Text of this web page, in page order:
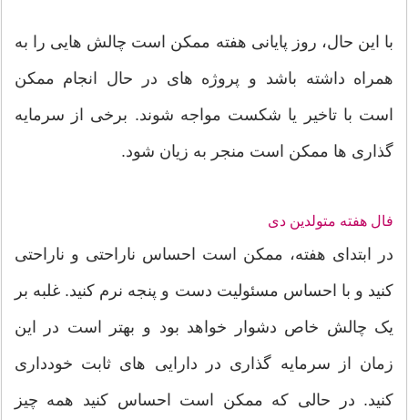
با این حال، روز پایانی هفته ممکن است چالش هایی را به
همراه داشته باشد و پروژه های در حال انجام ممکن
است با تاخیر یا شکست مواجه شوند. برخی از سرمایه
گذاری ها ممکن است منجر به زیان شود.
فال هفته متولدین دی
در ابتدای هفته، ممکن است احساس ناراحتی و ناراحتی
کنید و با احساس مسئولیت دست و پنجه نرم کنید. غلبه بر
یک چالش خاص دشوار خواهد بود و بهتر است در این
زمان از سرمایه گذاری در دارایی های ثابت خودداری
کنید. در حالی که ممکن است احساس کنید همه چیز